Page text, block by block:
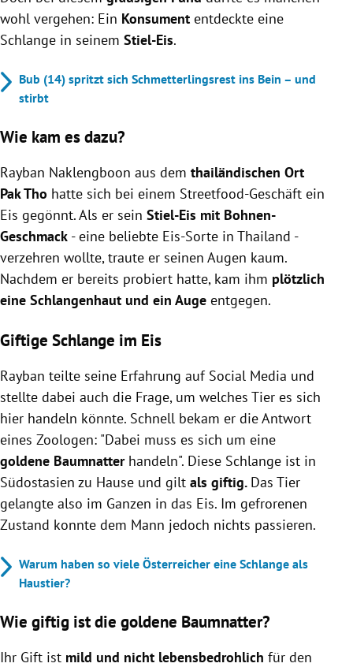
wohl vergehen: Ein Konsument entdeckte eine
Schlange in seinem Stiel-Eis.
Bub (14) spritzt sich Schmetterlingsrest ins Bein – und
stirbt
Wie kam es dazu?
Rayban Naklengboon aus dem thailändischen Ort
Pak Tho hatte sich bei einem Streetfood-Geschäft ein
Eis gegönnt. Als er sein Stiel-Eis mit Bohnen-
Geschmack - eine beliebte Eis-Sorte in Thailand -
verzehren wollte, traute er seinen Augen kaum.
Nachdem er bereits probiert hatte, kam ihm plötzlich
eine Schlangenhaut und ein Auge entgegen.
Giftige Schlange im Eis
Rayban teilte seine Erfahrung auf Social Media und
stellte dabei auch die Frage, um welches Tier es sich
hier handeln könnte. Schnell bekam er die Antwort
eines Zoologen: "Dabei muss es sich um eine
goldene Baumnatter handeln". Diese Schlange ist in
Südostasien zu Hause und gilt als giftig. Das Tier
gelangte also im Ganzen in das Eis. Im gefrorenen
Zustand konnte dem Mann jedoch nichts passieren.
Warum haben so viele Österreicher eine Schlange als
Haustier?
Wie giftig ist die goldene Baumnatter?
Ihr Gift ist mild und nicht lebensbedrohlich für den